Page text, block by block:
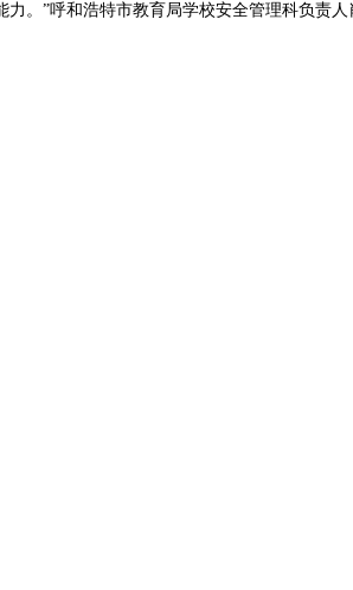
。”呼和浩特市教育局学校安全管理科负责人